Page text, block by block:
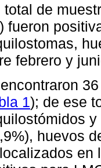
total de
fueron
febrero y
1); de ese
y
huevos
en